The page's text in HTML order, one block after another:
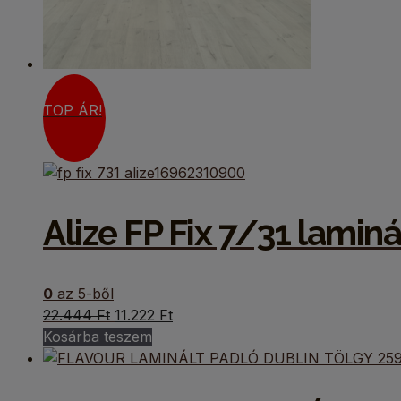
TOP ÁR!
Alize FP Fix 7/31
0 az 5-ből
22.444Ft Original
price
was:
11.222 FtCurrent
is:
Kosárba teszem